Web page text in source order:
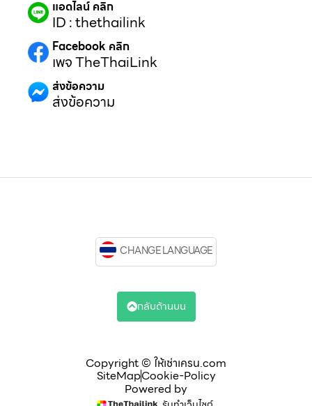
แอดไลน์ คลิก
ID : thethailink
Facebook คลิก
เพจ TheThaiLink
ส่งข้อความ
ส่งข้อความ
Copyright © ให้เช่าเครน.com
SiteMapCookie-Policy
Powered by
CHANGE LANGUAGE
กลับด้านบน